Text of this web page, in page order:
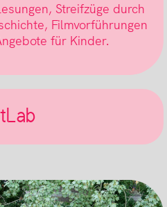
Streifzüge durch
Filmvorführungen
für Kinder.